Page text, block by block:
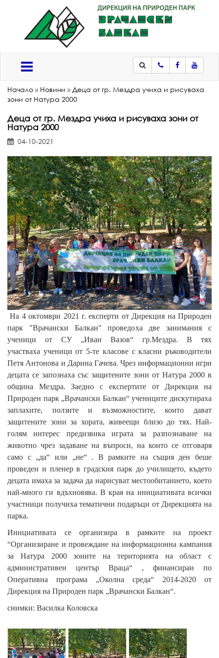
ТелефонFacebook
Начало » Новини » Деца от гр. Мездра учиха и рисуваха
зони от Натура 2000
Деца от гр. Мездра учиха и рисуваха зони от
Натура 2000
04-10-2021
На 4 октомври 2021 г. експерти от Дирекция на Природен
парк "Врачански Балкан" проведоха две занимания с
ученици от СУ „Иван Вазов“ гр.Мездра. В тях
участваха ученици от 5-те класове с класни ръководители
Петя Антонова и Дарина Гачева. Чрез информационни игри
децата се запознаха със защитените зони от Натура 2000 в
община Мездра. Заедно с експертите от Дирекция на
Природен парк „Врачански Балкан“ учениците дискутираха
заплахите, ползите и възможностите, които дават
защитените зони за хората, живеещи близо до тях. Най-
голям интерес предизвика играта за разпознаване на
животно чрез задаване на въпроси, на които се отговаря
само с „да“ или „не“ . В рамките на същия ден беше
проведен и пленер в градския парк до училището, където
децата имаха за задача да нарисуват местообитанието, което
най-много ги вдъхновява. В края на инициативата всички
участници получиха тематични подаръци от Дирекцията на
парка.
Инициативата се организира в рамките на проект
“Организиране и провеждане на информационна кампания
за Натура 2000 зоните на територията на област с
административен център Враца“ , финансиран по
Оперативна програма „Околна среда“ 2014-2020 от
Дирекция на Природен парк „Врачански Балкан“.
снимки: Василка Коловска
{
p
a
{
p
a
{
p
a